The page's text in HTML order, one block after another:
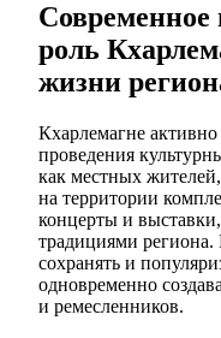
Современное
роль
жизни
Кхарлемагне
проведения
как местных
на территории
концерты и
традициями региона.
сохранять и
одновременно
и ремесленников.